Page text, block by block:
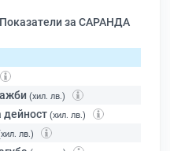
за САРАНДА
(хил. лв.)
дейност (хил. лв.)
лв.)